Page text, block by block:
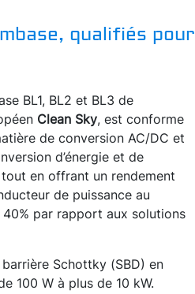
qualifiés pour
BL1, BL2 et BL3 de
Clean Sky, est conforme
de conversion AC/DC et
d’énergie et de
en offrant un rendement
de puissance au
par rapport aux solutions
Schottky (SBD) en
100 W à plus de 10 kW.